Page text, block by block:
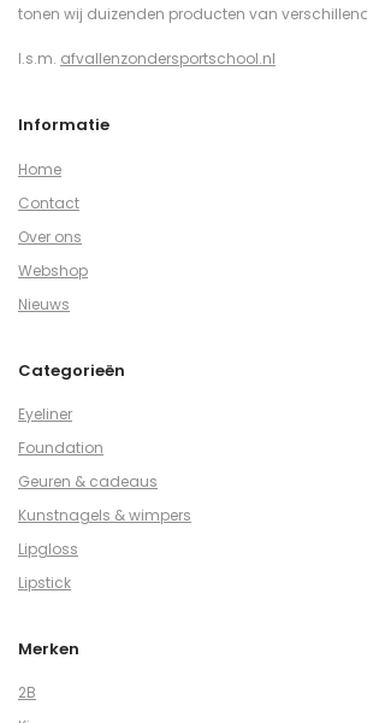
tonen wij duizenden producten van
I.s.m. afvallenzondersportschool.nl
Informatie
Home
Contact
Over ons
Webshop
Nieuws
Categorieën
Eyeliner
Foundation
Geuren & cadeaus
Kunstnagels & wimpers
Lipgloss
Lipstick
Merken
2B